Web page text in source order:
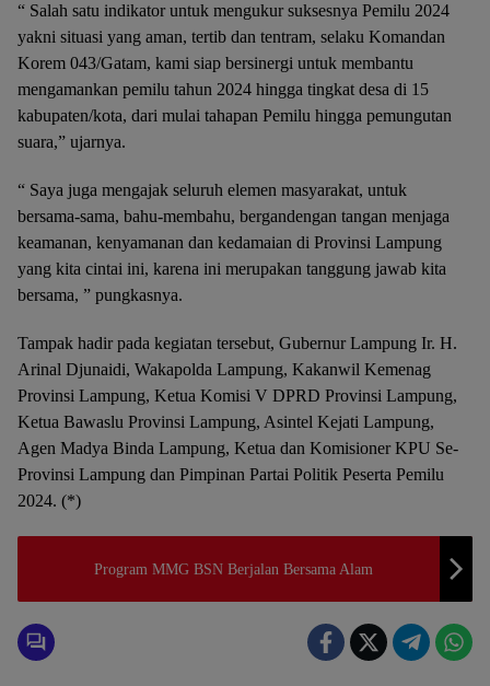
“ Salah satu indikator untuk mengukur suksesnya Pemilu 2024
yakni situasi yang aman, tertib dan tentram, selaku Komandan
Korem 043/Gatam, kami siap bersinergi untuk membantu
mengamankan pemilu tahun 2024 hingga tingkat desa di 15
kabupaten/kota, dari mulai tahapan Pemilu hingga pemungutan
suara,” ujarnya.
“ Saya juga mengajak seluruh elemen masyarakat, untuk
bersama-sama, bahu-membahu, bergandengan tangan menjaga
keamanan, kenyamanan dan kedamaian di Provinsi Lampung
yang kita cintai ini, karena ini merupakan tanggung jawab kita
bersama, ” pungkasnya.
Tampak hadir pada kegiatan tersebut, Gubernur Lampung Ir. H.
Arinal Djunaidi, Wakapolda Lampung, Kakanwil Kemenag
Provinsi Lampung, Ketua Komisi V DPRD Provinsi Lampung,
Ketua Bawaslu Provinsi Lampung, Asintel Kejati Lampung,
Agen Madya Binda Lampung, Ketua dan Komisioner KPU Se-
Provinsi Lampung dan Pimpinan Partai Politik Peserta Pemilu
2024. (*)
Program MMG BSN Berjalan Bersama Alam